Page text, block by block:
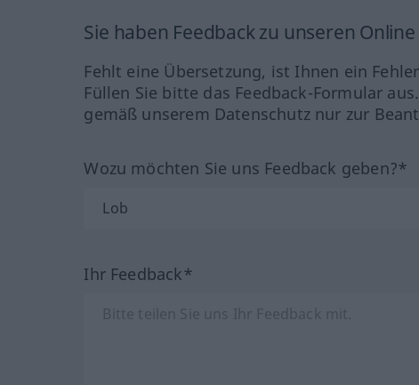
Sie haben Feedback zu unseren
Fehlt eine Übersetzung, ist Ihnen ein
Füllen Sie bitte das Feedback-Formular
gemäß unserem Datenschutz nur zur
Wozu möchten Sie uns Feedback geben?*
Ihr Feedback*